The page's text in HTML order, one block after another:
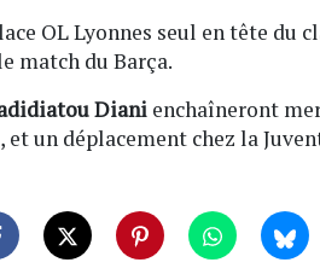
OL Lyonnes seul en tête du
match du Barça.
Diani enchaîneront
et un déplacement chez la